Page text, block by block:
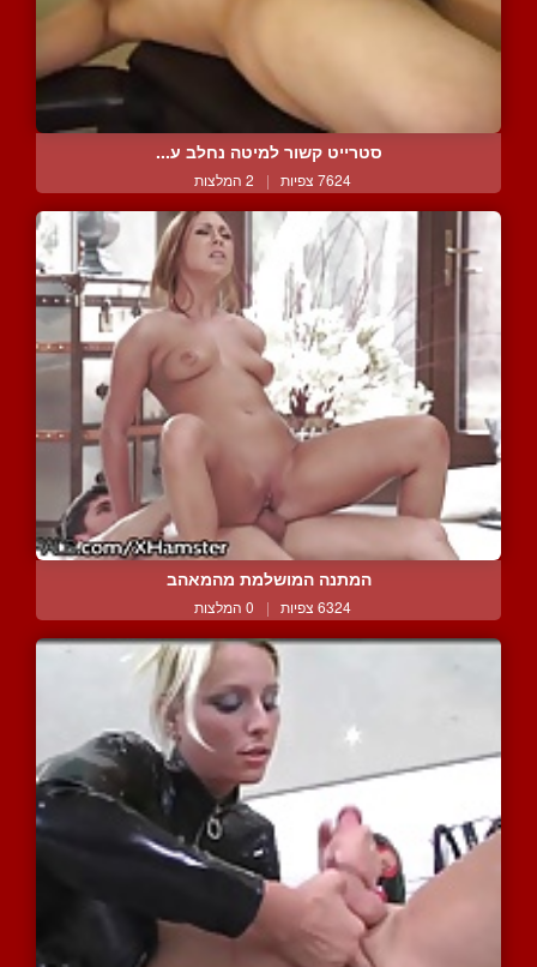
סטרייט קשור למיטה נחלב ע...
7624 צפיות | 2 המלצות
המתנה המושלמת מהמאהב
6324 צפיות | 0 המלצות